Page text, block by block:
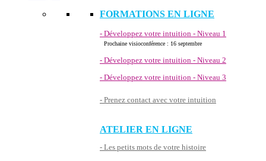
FORMATIONS EN LIGNE
- Développez votre intuition - Niveau 1
Prochaine visioconférence : 16 septembre
- Développez votre intuition - Niveau 2
- Développez votre intuition - Niveau 3
- Prenez contact avec votre intuition
ATELIER EN LIGNE
- Les petits mots de votre histoire